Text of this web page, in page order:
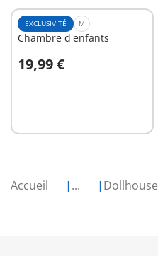
Accueil ... Dollhouse
EXCLUSIVITÉ M
Chambre d'enfants
19,99 €
Au panier